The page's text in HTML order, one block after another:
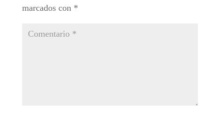
marcados con *